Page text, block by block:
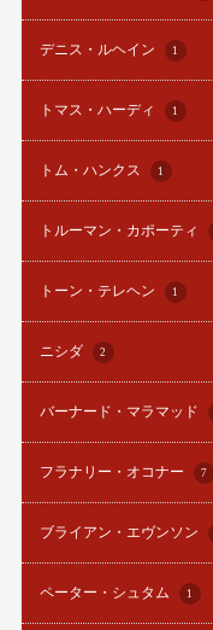
デニス・ルヘイン 1
トマス・ハーディ 1
トム・ハンクス 1
トルーマン・カポーティ
トーン・テレヘン 1
ニシダ 2
バーナード・マラマッド
フラナリー・オコナー 7
ブライアン・エヴンソン
ペーター・シュタム 1